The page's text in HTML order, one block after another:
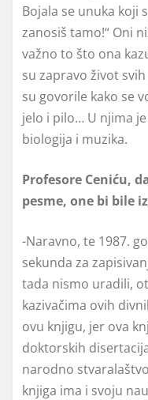
Bojala se unuka koji
zanosiš tamo!“ Oni
važno to što ona
su zapravo život
su govorile kako se
jelo i pilo… U njima
biologija i muzika.
Profesore Ceniću,
pesme, one bi bile
-Naravno, te 1987.
sekunda za
tada nismo uradili,
kazivačima ovih
ovu knjigu, jer ova
doktorskih
narodno
knjiga ima i svoju